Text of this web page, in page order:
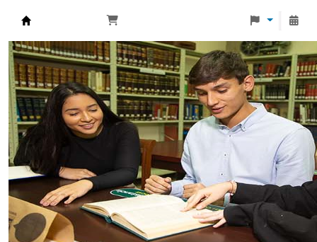
Biblioteca Universidad Monteávila